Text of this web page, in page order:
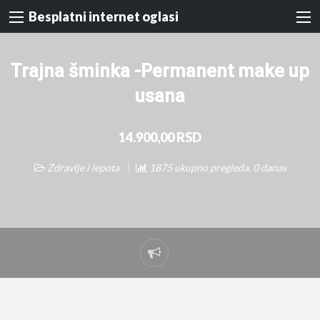
Besplatni internet oglasi
Trajna šminka -Permanent make up
usana
14.900,00 RSD
Zdravlje i lepota 1875 ukupno pregleda, 0 danas
Prijavi
problem